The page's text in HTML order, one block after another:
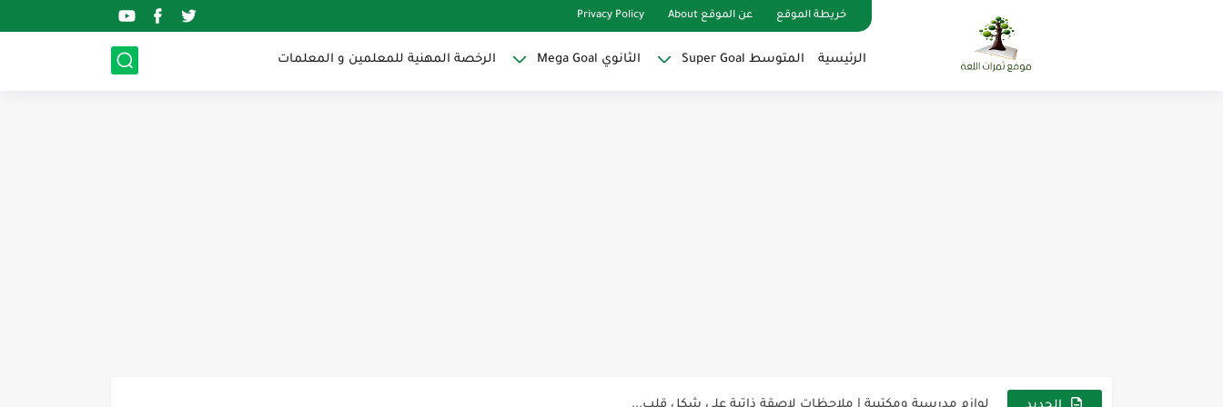
خريطة الموقع عن الموقع About Privacy Policy
الرئيسية المتوسط Super Goal الثانوي Mega Goal الرخصة المهنية للمعلمين و المعلمات